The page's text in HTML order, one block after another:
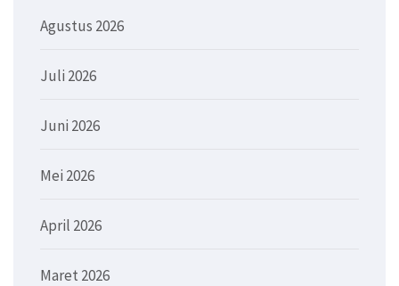
Agustus 2026
Juli 2026
Juni 2026
Mei 2026
April 2026
Maret 2026